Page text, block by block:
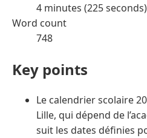
4 minutes (225 seconds)
Word count
748
Key points
Le calendrier scolaire
Lille, qui dépend de
suit les dates définies